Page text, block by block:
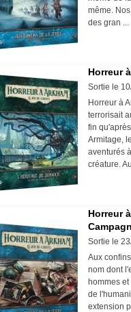
même.
des gran
Horreur
Sortie le
Horreur à
terrorisait
fin
Armitage,
aventurés
créature.
Horreur
Sortie le
Aux
nom dont
hommes
de
extension